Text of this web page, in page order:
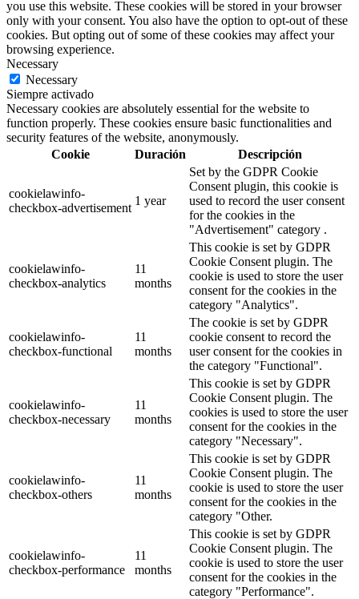
you use this website. These cookies will be stored in your browser
only with your consent. You also have the option to opt-out of these
cookies. But opting out of some of these cookies may affect your
browsing experience.
Necessary
Necessary
Siempre activado
Necessary cookies are absolutely essential for the website to
function properly. These cookies ensure basic functionalities and
security features of the website, anonymously.
Cookie
Duración Descripción
cookielawinfo-
checkbox-advertisement
1 year
Set by the GDPR Cookie
Consent plugin, this cookie is
used to record the user consent
for the cookies in the
"Advertisement" category .
cookielawinfo-
checkbox-analytics
11
months
This cookie is set by GDPR
Cookie Consent plugin. The
cookie is used to store the user
consent for the cookies in the
category "Analytics".
cookielawinfo-
checkbox-functional
11
months
The cookie is set by GDPR
cookie consent to record the
user consent for the cookies in
the category "Functional".
cookielawinfo-
checkbox-necessary
11
months
This cookie is set by GDPR
Cookie Consent plugin. The
cookies is used to store the user
consent for the cookies in the
category "Necessary".
cookielawinfo-
checkbox-others
11
months
This cookie is set by GDPR
Cookie Consent plugin. The
cookie is used to store the user
consent for the cookies in the
category "Other.
cookielawinfo-
checkbox-performance
11
months
This cookie is set by GDPR
Cookie Consent plugin. The
cookie is used to store the user
consent for the cookies in the
category "Performance".